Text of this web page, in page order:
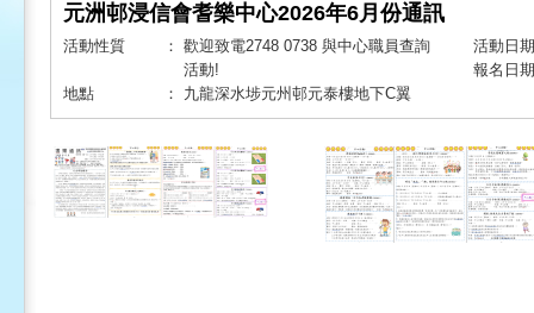
元洲邨浸信會耆樂中心2026年6月份通訊
活動性質 ： 歡迎致電2748 0738 與中心職員查詢
活動!
地點
： 九龍深水埗元州邨元泰樓地下C翼
活動日期
報名日期